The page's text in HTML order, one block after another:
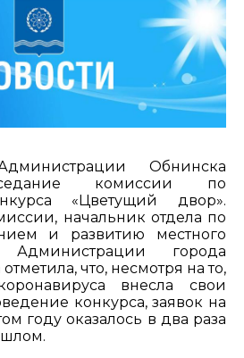
Обнинска
комиссии по
«Цветущий двор».
начальник отдела по
и развитию местного
Администрации города
что, несмотря на то,
внесла свои
конкурса, заявок на
году оказалось в два раза